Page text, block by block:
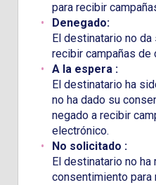
para recibir
Denegado:
El destinatario no
recibir campañas de
A la espera :
El destinatario ha
no ha dado su
negado a recibir
electrónico.
No solicitado :
El destinatario no
consentimiento para